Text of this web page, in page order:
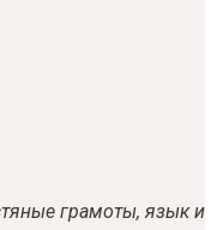
грамоты, язык и